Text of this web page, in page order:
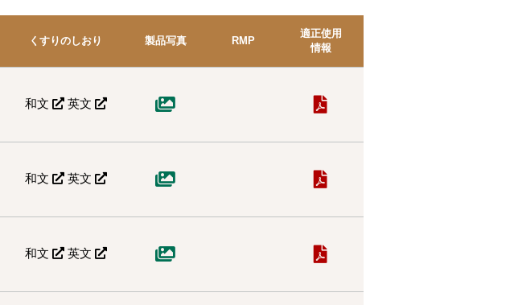
くすりのしおり 製品写真 RMP
適正使用
情報
和文 英文
和文 英文
和文 英文